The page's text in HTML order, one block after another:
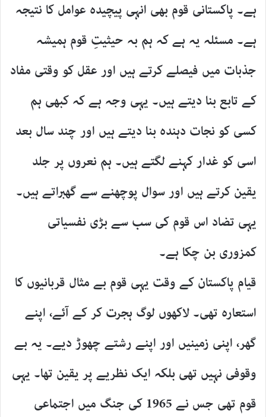
ہے۔ پاکستانی قوم بھی انہی پیچیدہ عوامل کا نتیجہ
ہے۔ مسئلہ یہ ہے کہ ہم بہ حیثیتِ قوم ہمیشہ
جذبات میں فیصلے کرتے ہیں اور عقل کو وقتی مفاد
کے تابع بنا دیتے ہیں۔ یہی وجہ ہے کہ کبھی ہم
کسی کو نجات دہندہ بنا دیتے ہیں اور چند سال بعد
اسی کو غدار کہنے لگتے ہیں۔ ہم نعروں پر جلد
یقین کرتے ہیں اور سوال پوچھنے سے گھبراتے ہیں۔
یہی تضاد اس قوم کی سب سے بڑی نفسیاتی
کمزوری بن چکا ہے۔
قیام پاکستان کے وقت یہی قوم بے مثال قربانیوں کا
استعارہ تھی۔ لاکھوں لوگ ہجرت کر کے آئے، اپنے
گھر، اپنی زمینیں اور اپنے رشتے چھوڑ دیے۔ یہ بے
وقوفی نہیں تھی بلکہ ایک نظریے پر یقین تھا۔ یہی
قوم تھی جس نے 1965 کی جنگ میں اجتماعی